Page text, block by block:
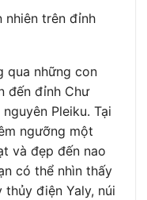
nhiên trên đỉnh
qua những con
đến đỉnh Chư
Pleiku. Tại
ngưỡng một
và đẹp đến nao
có thể nhìn thấy
điện Yaly, núi